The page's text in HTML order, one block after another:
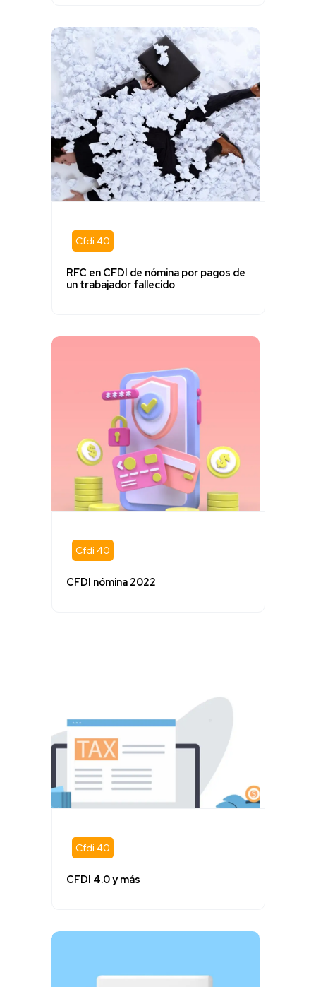
Cfdi 40
RFC en CFDI de nómina por pagos de
un trabajador fallecido
Cfdi 40
CFDI nómina 2022
Cfdi 40
CFDI 4.0 y más